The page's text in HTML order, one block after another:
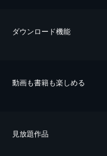
ダウンロード機能
動画も書籍も楽しめる
⾒放題作品